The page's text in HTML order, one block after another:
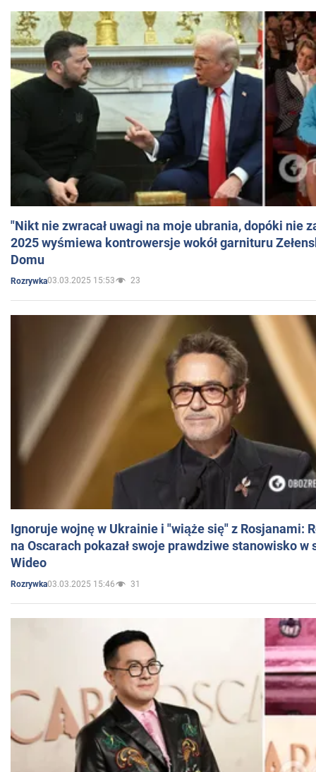
"Nikt nie zwracał uwagi na moje ubrania, dopóki nie
2025 wyśmiewa kontrowersje wokół garnituru
Domu
Rozrywka03.03.2025 15:53 23
Ignoruje wojnę w Ukrainie i "wiąże się" z Rosjanami:
na Oscarach pokazał swoje prawdziwe stanowisko w
Wideo
Rozrywka03.03.2025 15:46 31